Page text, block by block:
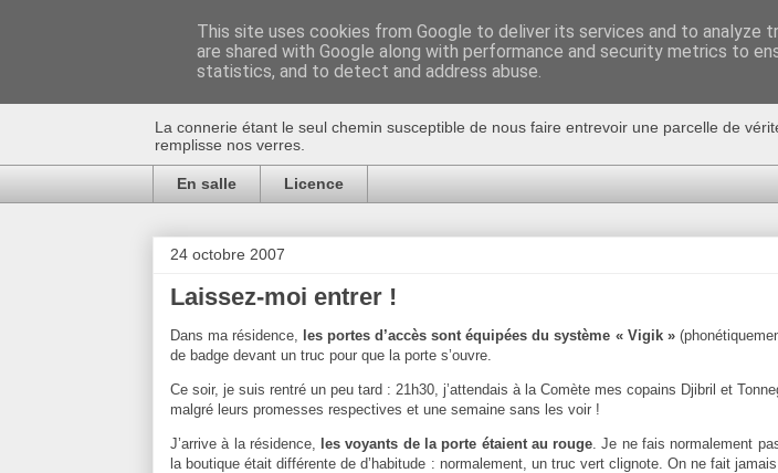
Au bistro !
La connerie étant le seul chemin susceptible de nous faire entrevoir une parcelle de
remplisse nos verres.
En salle Licence
24 octobre 2007
Laissez-moi entrer !
Dans ma résidence, les portes d’accès sont équipées du système « Vigik »
de badge devant un truc pour que la porte s’ouvre.
Ce soir, je suis rentré un peu tard : 21h30, j’attendais à la Comète mes copains Djibril et
malgré leurs promesses respectives et une semaine sans les voir !
J’arrive à la résidence, les voyants de la porte étaient au rouge . Je ne fais normalement
la boutique était différente de d’habitude : normalement, un truc vert clignote. On ne fait
This site uses cookies from Google to deliver its services and to analyze
are shared with Google along with performance and security metrics to
statistics, and to detect and address abuse.